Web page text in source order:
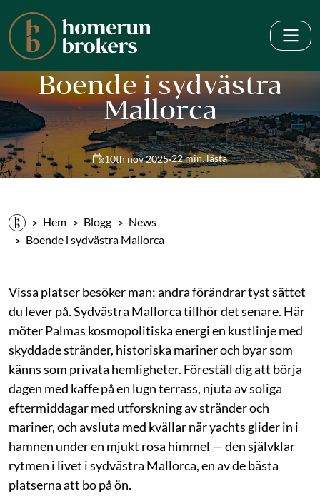
Boende i sydvästra
Mallorca
10th nov 2025·22 min. lästa
Hem Blogg
News
Boende i sydvästra Mallorca
Vissa platser besöker man; andra förändrar tyst sättet
du lever på. Sydvästra Mallorca tillhör det senare. Här
möter Palmas kosmopolitiska energi en kustlinje med
skyddade stränder, historiska mariner och byar som
känns som privata hemligheter. Föreställ dig att börja
dagen med kaffe på en lugn terrass, njuta av soliga
eftermiddagar med utforskning av stränder och
mariner, och avsluta med kvällar när yachts glider in i
hamnen under en mjukt rosa himmel — den självklar
rytmen i livet i sydvästra Mallorca, en av de bästa
platserna att bo på ön.